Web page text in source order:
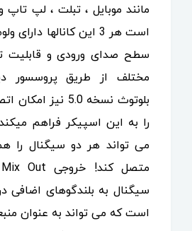
مانند موبایل ، تبلت ، لپ تاپ
است هر 3 این کانالها
سطح صدای ورودی و قابلیت
مختلف از طریق پروسسور
بلوتوث نسخه 5.0
را به این اسپیکر فراهم
می تواند هر دو سیگنال را
سیگنال به بلندگوهای اضافی
است که می تواند به عنوان